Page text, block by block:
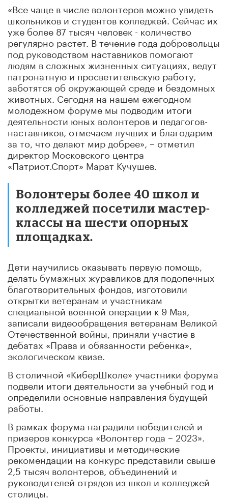
«Все чаще в числе волонтеров можно увидеть
школьников и студентов колледжей. Сейчас их
уже более 87 тысяч человек - количество
регулярно растет. В течение года добровольцы
под руководством наставников помогают
людям в сложных жизненных ситуациях, ведут
патронатную и просветительскую работу,
заботятся об окружающей среде и бездомных
животных. Сегодня на нашем ежегодном
молодежном форуме мы подводим итоги
деятельности юных волонтеров и педагогов-
наставников, отмечаем лучших и благодарим
за то, что делают мир добрее», – отметил
директор Московского центра
«Патриот.Спорт» Марат Кучушев.
Волонтеры более 40 школ и
колледжей посетили мастер-
классы на шести опорных
площадках.
Дети научились оказывать первую помощь,
делать бумажных журавликов для подопечных
благотворительных фондов, изготовили
открытки ветеранам и участникам
специальной военной операции к 9 Мая,
записали видеообращения ветеранам Великой
Отечественной войны, приняли участие в
дебатах «Права и обязанности ребенка»,
экологическом квизе.
В столичной «КиберШколе» участники форума
подвели итоги деятельности за учебный год и
определили основные направления будущей
работы.
В рамках форума наградили победителей и
призеров конкурса «Волонтер года – 2023».
Проекты, инициативы и методические
рекомендации на конкурс представили свыше
2,5 тысяч волонтеров, объединений и
руководителей отрядов из школ и колледжей
столицы.